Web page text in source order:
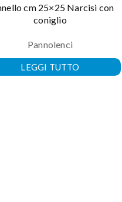
cm 25×25 Narcisi con
coniglio
Pannolenci
LEGGI TUTTO